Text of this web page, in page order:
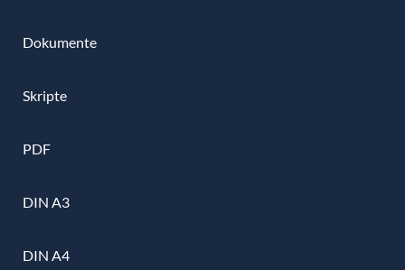
Dokumente
Skripte
PDF
DIN A3
DIN A4